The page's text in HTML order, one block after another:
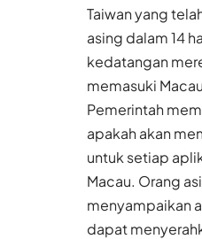
Taiwan yang
asing dalam 14
kedatangan
memasuki
Pemerintah
apakah akan
untuk setiap
Macau. Orang
menyampaikan
dapat